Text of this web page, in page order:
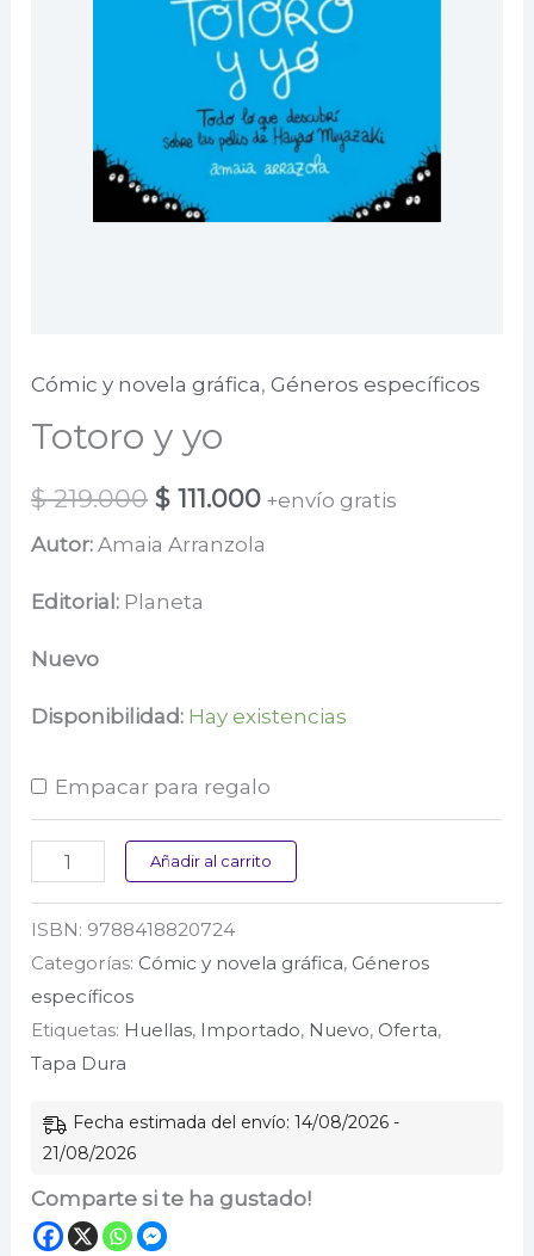
Cómic y novela gráfica,Géneros específicos
Totoro y yo
$219.000 El
precio
original
$ 111.000El
precio
+envío gratis
Autor:Amaia Arranzola
Editorial: Planeta
Nuevo
Disponibilidad: Hay existencias
Empacar para regalo
Totoro
yo
cantidad
Añadir al carrito
ISBN: 9788418820724
Categorías: Cómic y novela gráfica, Géneros
específicos
Etiquetas: Huellas, Importado, Nuevo, Oferta,
Tapa Dura
Fecha estimada del envío: 14/08/2026 -
21/08/2026
Comparte si te ha gustado!